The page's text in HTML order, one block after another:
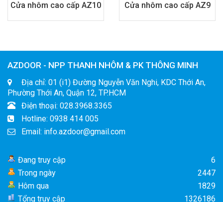
Cửa nhôm cao cấp AZ10 Cửa nhôm cao cấp AZ9
AZDOOR - NPP THANH NHÔM & PK THÔNG MINH
Địa chỉ: 01 (i1) Đường Nguyễn Văn Nghi, KDC Thới An,
Phường Thới An, Quận 12, TP.HCM
Điện thoại: 028.3968.3365
Hotline: 0938 414 005
Email: info.azdoor@gmail.com
Đang truy cập
6
Trong ngày
2447
Hôm qua
1829
Tổng truy cập
1326186